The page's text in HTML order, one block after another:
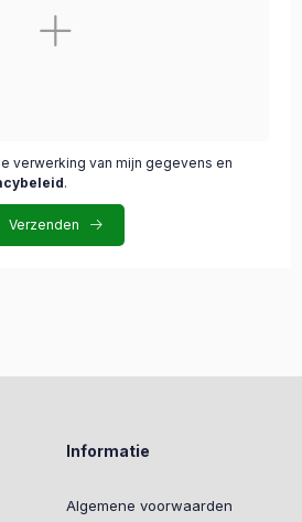
verwerking van mijn gegevens en
.
Verzenden
Informatie
Algemene voorwaarden